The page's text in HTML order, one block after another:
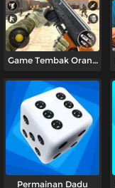
Game Tembak Orang
Permainan Dadu